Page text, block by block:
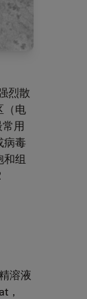
烈散
（电
用
病毒
和组
溶液
，